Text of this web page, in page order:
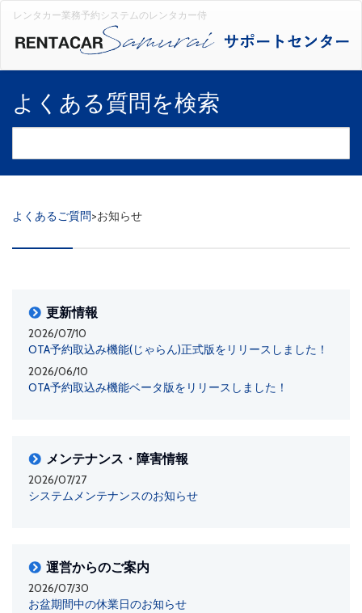
レンタカー業務予約システムのレンタカー侍
よくある質問を検索
よくあるご質問>お知らせ
更新情報
2026/07/10
OTA予約取込み機能(じゃらん)正式版をリリースしました！
2026/06/10
OTA予約取込み機能ベータ版をリリースしました！
メンテナンス・障害情報
2026/07/27
システムメンテナンスのお知らせ
運営からのご案内
2026/07/30
お盆期間中の休業日のお知らせ